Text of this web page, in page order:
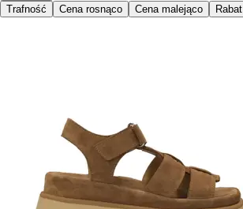
Trafność
Cena rosnąco Cena malejąco Rabat